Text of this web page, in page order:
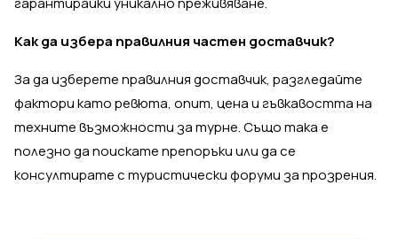
Как да избера правилния частен доставчик?
За да изберете правилния доставчик, разгледайте
фактори като ревюта, опит, цена и гъвкавостта на
техните възможности за турне. Също така е
полезно да поискате препоръки или да се
консултирате с туристически форуми за прозрения.